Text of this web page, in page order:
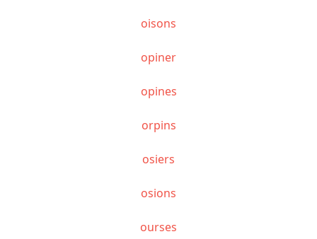
oisons
opiner
opines
orpins
osiers
osions
ourses